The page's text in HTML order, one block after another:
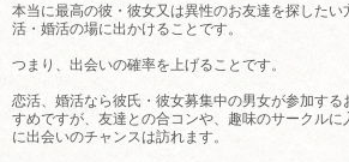
本当に最高の彼・彼女又は異性のお友達を探した
活・婚活の場に出かけることです。
つまり、出会いの確率を上げることです。
恋活、婚活なら彼氏・彼女募集中の男女が参加す
すめですが、友達との合コンや、趣味のサークル
に出会いのチャンスは訪れます。